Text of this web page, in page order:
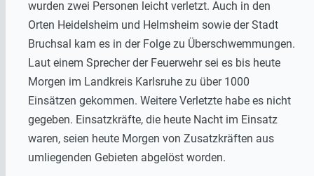
wurden zwei Personen leicht verletzt. Auch in den
Orten Heidelsheim und Helmsheim sowie der Stadt
Bruchsal kam es in der Folge zu Überschwemmungen.
Laut einem Sprecher der Feuerwehr sei es bis heute
Morgen im Landkreis Karlsruhe zu über 1000
Einsätzen gekommen. Weitere Verletzte habe es nicht
gegeben. Einsatzkräfte, die heute Nacht im Einsatz
waren, seien heute Morgen von Zusatzkräften aus
umliegenden Gebieten abgelöst worden.